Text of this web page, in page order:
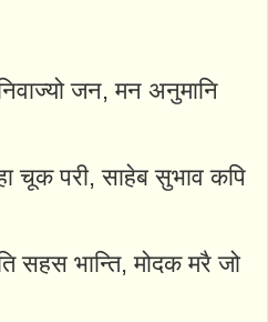
जन, मन अनुमानि
चूक परी, साहेब सुभाव कपि
सहस भान्ति, मोदक मरै जो